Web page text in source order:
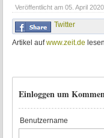
Veröffentlicht am 05. April 2020
Twitter
Artikel aufwww.zeit.de
Einloggen um
Benutzername